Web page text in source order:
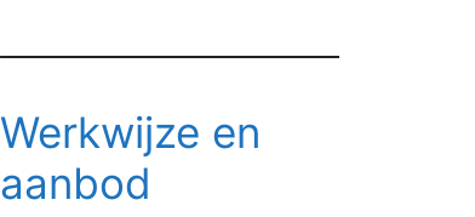
Werkwijze en
aanbod